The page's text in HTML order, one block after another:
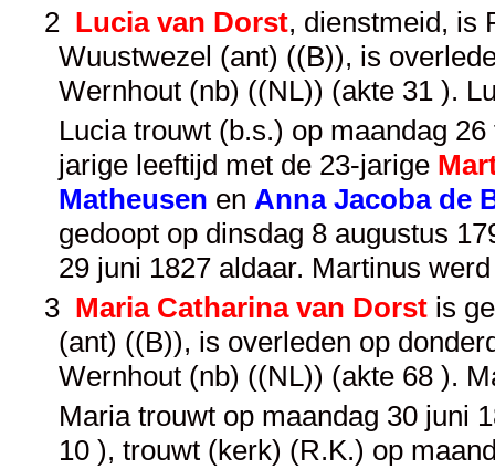
2 Lucia van Dorst, dienstmeid, is
Wuustwezel (ant) ((B)), is
Wernhout (nb) ((NL)) (akte 31 ).
Lucia trouwt (b.s.) op maandag
jarige leeftijd met de 23-jarige
Matheusen en Anna Jacoba de
gedoopt op dinsdag 8 augustus
29 juni 1827 aldaar. Martinus
3 Maria Catharina van Dorst is
(ant) ((B)), is overleden op
Wernhout (nb) ((NL)) (akte 68 ).
Maria trouwt op maandag 30 juni
10 ), trouwt (kerk) (R.K.) op